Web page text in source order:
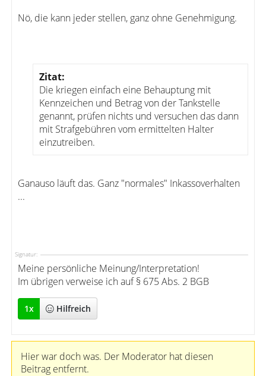
Nö, die kann jeder stellen, ganz ohne Genehmigung.
Zitat:
Die kriegen einfach eine Behauptung mit
Kennzeichen und Betrag von der Tankstelle
genannt, prüfen nichts und versuchen das dann
mit Strafgebühren vom ermittelten Halter
einzutreiben.
Ganauso läuft das. Ganz "normales" Inkassoverhalten
...
Signatur:
Meine persönliche Meinung/Interpretation!
Im übrigen verweise ich auf § 675 Abs. 2 BGB
1x Hilfreich
Hier war doch was. Der Moderator hat diesen
Beitrag entfernt.